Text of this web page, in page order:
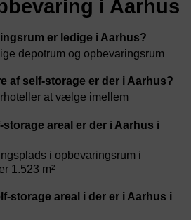
i Aarhus
er ledige i Aarhus?
depotrum og opbevaringsrum
af self-storage er der i Aarhus?
at vælge imellem
areal er der i Aarhus i
i opbevaringsrum i
1.523 m²
storage areal i der er i Aarhus i